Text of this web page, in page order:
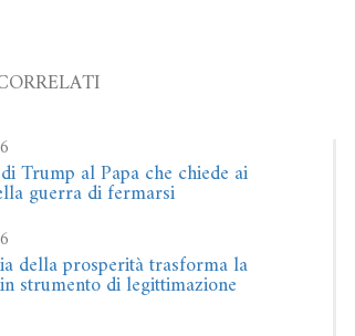
Trump al Papa che chiede ai
guerra di fermarsi
della prosperità trasforma la
strumento di legittimazione